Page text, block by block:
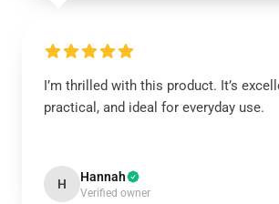
I’m thrilled with this product. It’s
practical, and ideal for everyday use.
H Hannah
Verified owner